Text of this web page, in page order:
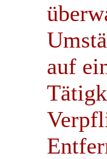
auf